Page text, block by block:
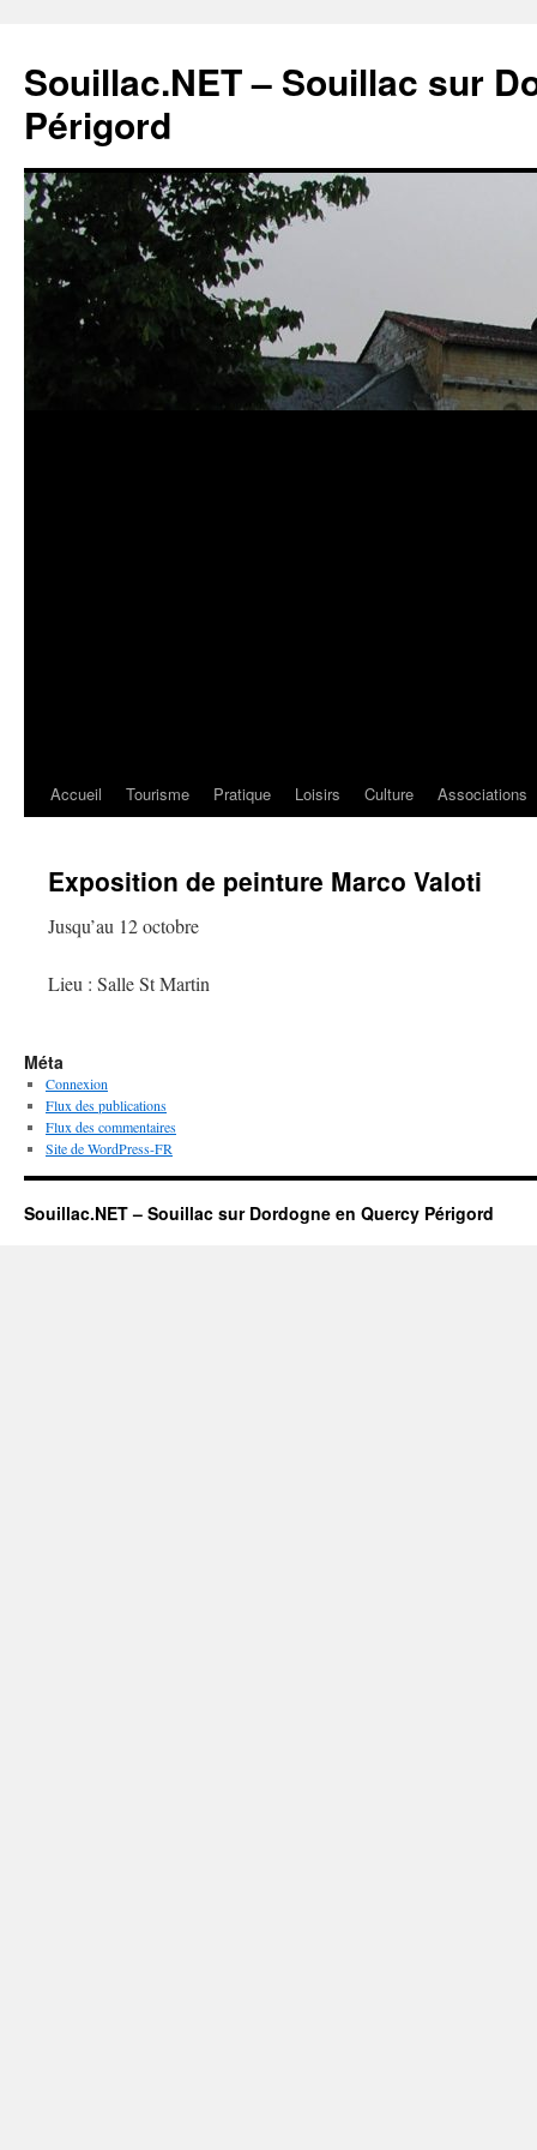
Souillac.NET – Souillac sur
Périgord
Accueil Tourisme Pratique Loisirs Culture Associations
Exposition de peinture Marco Valoti
Jusqu’au 12 octobre
Lieu : Salle St Martin
Méta
Connexion
Flux des publications
Flux des commentaires
Site de WordPress-FR
Souillac.NET – Souillac sur Dordogne en Quercy Périgord